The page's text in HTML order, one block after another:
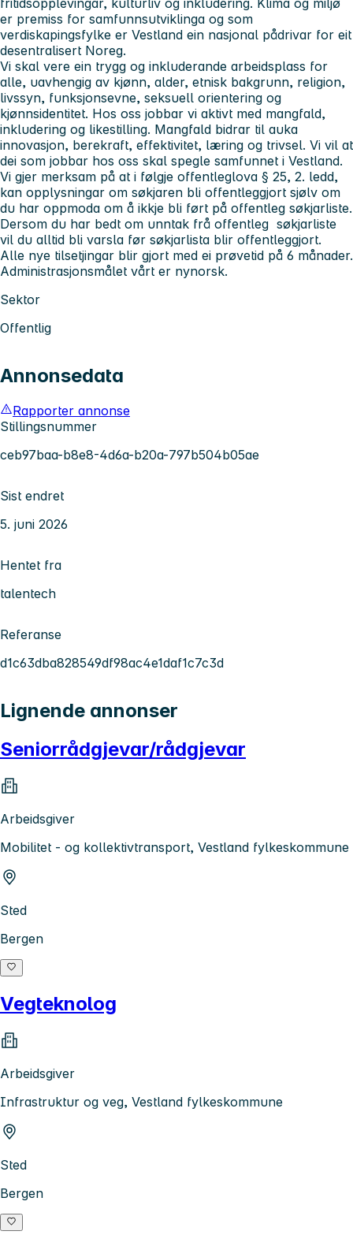
fritidsopplevingar, kulturliv og inkludering. Klima og miljø
er premiss for samfunnsutviklinga og som
verdiskapingsfylke er Vestland ein nasjonal pådrivar for eit
desentralisert Noreg.
Vi skal vere ein trygg og inkluderande arbeidsplass for
alle, uavhengig av kjønn, alder, etnisk bakgrunn, religion,
livssyn, funksjonsevne, seksuell orientering og
kjønnsidentitet. Hos oss jobbar vi aktivt med mangfald,
inkludering og likestilling. Mangfald bidrar til auka
innovasjon, berekraft, effektivitet, læring og trivsel. Vi vil at
dei som jobbar hos oss skal spegle samfunnet i Vestland.
Vi gjer merksam på at i følgje offentleglova § 25, 2. ledd,
kan opplysningar om søkjaren bli offentleggjort sjølv om
du har oppmoda om å ikkje bli ført på offentleg søkjarliste.
Dersom du har bedt om unntak frå offentleg søkjarliste
vil du alltid bli varsla før søkjarlista blir offentleggjort.
Alle nye tilsetjingar blir gjort med ei prøvetid på 6 månader.
Administrasjonsmålet vårt er nynorsk.
Sektor
Offentlig
Annonsedata
Rapporter annonse
Stillingsnummer
ceb97baa-b8e8-4d6a-b20a-797b504b05ae
Sist endret
5. juni 2026
Hentet fra
talentech
Referanse
d1c63dba828549df98ac4e1daf1c7c3d
Lignende annonser
Seniorrådgjevar/rådgjevar
Arbeidsgiver
Mobilitet - og kollektivtransport, Vestland fylkeskommune
Sted
Bergen
Vegteknolog
Arbeidsgiver
Infrastruktur og veg, Vestland fylkeskommune
Sted
Bergen